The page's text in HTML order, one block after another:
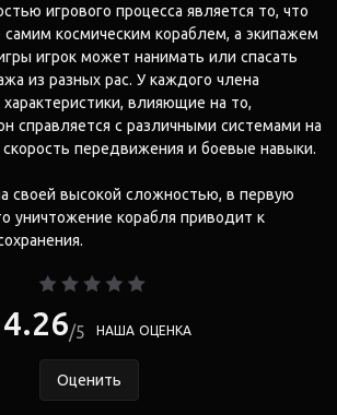
игрового процесса является то, что
самим космическим кораблем, а экипажем
игрок может нанимать или спасать
из разных рас. У каждого члена
влияющие на то,
справляется с различными системами на
передвижения и боевые навыки.
своей высокой сложностью, в первую
уничтожение корабля приводит к
4.26 5 НАША ОЦЕНКА
Оценить